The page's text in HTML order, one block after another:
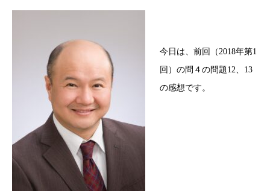
今日は、前回（2018年第1
回）の問４の問題12、13
の感想です。